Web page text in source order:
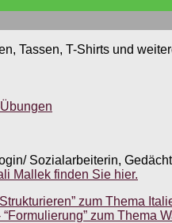
Tassen, T-Shirts und
Sozialarbeiterin,
Mallek finden Sie hier.
zum Thema
zum Thema